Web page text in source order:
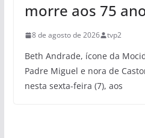
morre aos 75
8 de agosto de 2026 tvp2
Beth Andrade, ícone da
Padre Miguel e nora de
nesta sexta-feira (7), aos